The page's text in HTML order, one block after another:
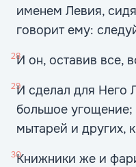
именем Левия,
говорит ему:
28И он, оставив все,
29И сделал для Него
большое
мытарей и других,
30Книжники же и